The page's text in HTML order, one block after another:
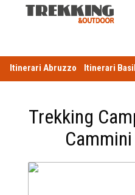
Itinerari Abruzzo Itinerari
Trekking